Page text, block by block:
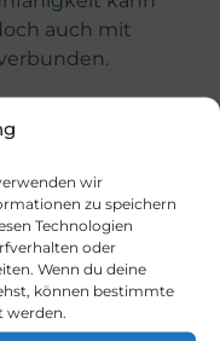
wir
zu speichern
Technologien
oder
Wenn du deine
können bestimmte
werden.
auch mit
im
bei längerer
Unfall
je nach Beruf,